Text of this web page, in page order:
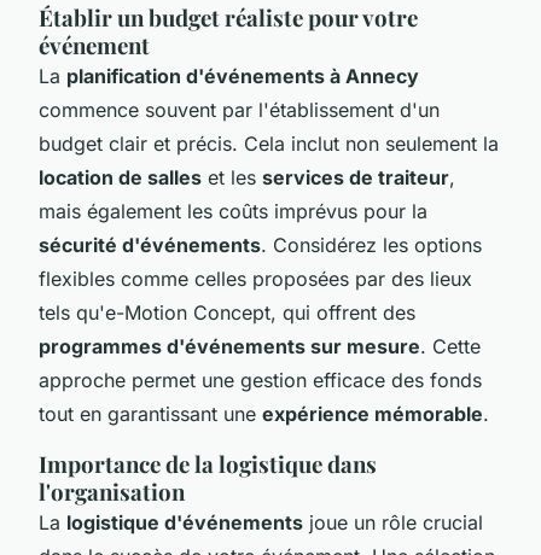
Établir un budget réaliste pour votre
événement
La planification d'événements à Annecy
commence souvent par l'établissement d'un
budget clair et précis. Cela inclut non seulement la
location de salles et les services de traiteur,
mais également les coûts imprévus pour la
sécurité d'événements. Considérez les options
flexibles comme celles proposées par des lieux
tels qu'e-Motion Concept, qui offrent des
programmes d'événements sur mesure. Cette
approche permet une gestion efficace des fonds
tout en garantissant une expérience mémorable.
Importance de la logistique dans
l'organisation
La logistique d'événements joue un rôle crucial